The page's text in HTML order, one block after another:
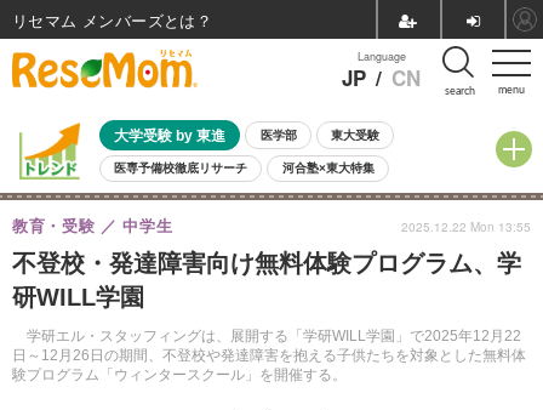
menu
Language
JP / CN search
大学受験 by 東進 医学部 東大受験
医専予備校徹底リサーチ 河合塾×東大特集
親子で考える大学選び 高校受験 中学受験 小学校受験
共通テスト 夏休み
8月開催イベント・WS 全国公立高校 過去問 人気記事
自由研究教材（小学生向け）
不登校・発達障害向け無料体験プログラム、学
研WILL学園
学研エル・スタッフィングは、展開する「学研WILL学園」で2025年12月22
日～12月26日の期間、不登校や発達障害を抱える子供たちを対象とした無料体
験プログラム「ウィンタースクール」を開催する。
教育・受験 中学生 2025.12.22 Mon 13:55
リセマム メンバーズ